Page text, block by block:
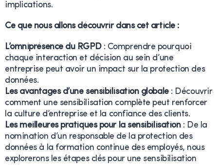
implications.
Ce que nous allons découvrir dans cet article :
L’omniprésence du RGPD: Comprendre pourquoi
chaque interaction et décision au sein d’une
entreprise peut avoir un impact sur la protection des
données.
Les avantages d’une sensibilisation globale: Découvrir
comment une sensibilisation complète peut renforcer
la culture d’entreprise et la confiance des clients.
Les meilleures pratiques pour la sensibilisation: De la
nomination d’un responsable de la protection des
données à la formation continue des employés, nous
explorerons les étapes clés pour une sensibilisation